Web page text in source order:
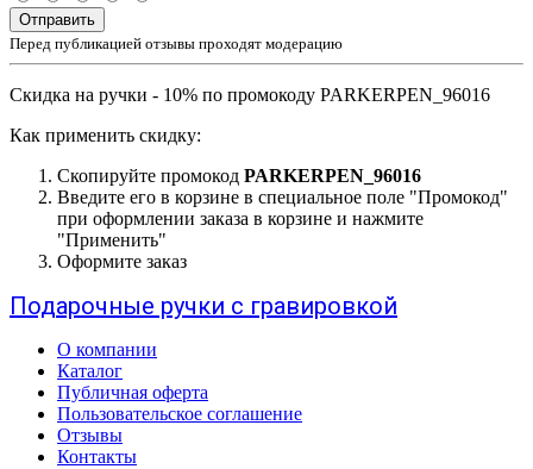
Отправить
Перед публикацией отзывы проходят модерацию
Скидка на ручки - 10% по промокоду PARKERPEN_96016
Как применить скидку:
Скопируйте промокод PARKERPEN_96016
Введите его в корзине в специальное поле "Промокод"
при оформлении заказа в корзине и нажмите
"Применить"
Оформите заказ
Подарочные ручки с гравировкой
О компании
Каталог
Публичная оферта
Пользовательское соглашение
Отзывы
Контакты